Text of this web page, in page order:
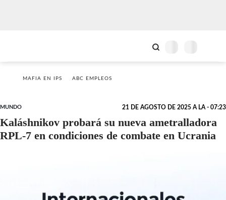
MAFIA EN IPS ABC EMPLEOS
MUNDO 21 DE AGOSTO DE 2025 A LA - 07:23
Kaláshnikov probará su nueva ametralladora
RPL-7 en condiciones de combate en Ucrania